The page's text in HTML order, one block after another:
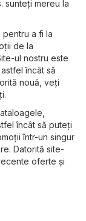
sunteți mereu la
a fi la
de la
ul nostru este
încât să
nouă, veți
încât să puteți
într-un singur
Datorită site-
oferte și